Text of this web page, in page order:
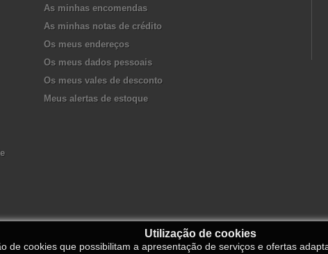
As minhas encomendas
As minhas notas de crédito
Os meus endereços
Os meus dados pessoais
Os meus vales de desconto
Meus alertas de estoque
Utilização de cookies
de cookies que possibilitam a apresentação de serviços e ofertas